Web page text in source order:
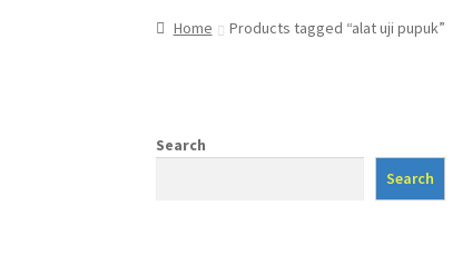
Home Artikel Cart Checkout Kontak Kami
Home Products tagged “alat uji pupuk”
Search
Search